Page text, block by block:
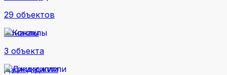
29 объектов
Конаклы
3 объекта
Джикджилли